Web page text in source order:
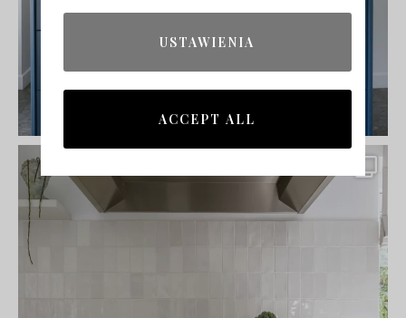
USTAWIENIA
ACCEPT ALL